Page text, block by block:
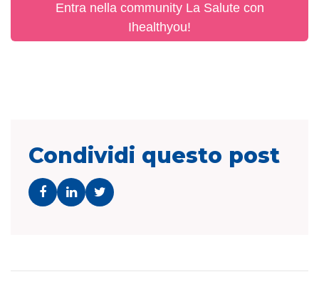
Entra nella community La Salute con
Ihealthyou!
Condividi questo post